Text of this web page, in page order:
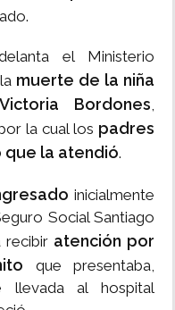
el Ministerio
muerte de la niña
Bordones,
la cual los padres
que la atendió.
inicialmente
Social Santiago
recibir atención por
que presentaba,
llevada al hospital